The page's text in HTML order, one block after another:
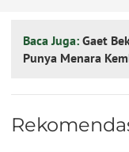
Baca Juga: Gaet
Punya Menara